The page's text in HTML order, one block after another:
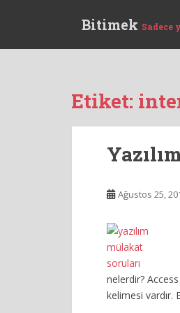
Bitimek Sadece
Etiket:
Ağustos 25,
nelerdir?
kelimesi vardır.